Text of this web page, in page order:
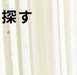
す